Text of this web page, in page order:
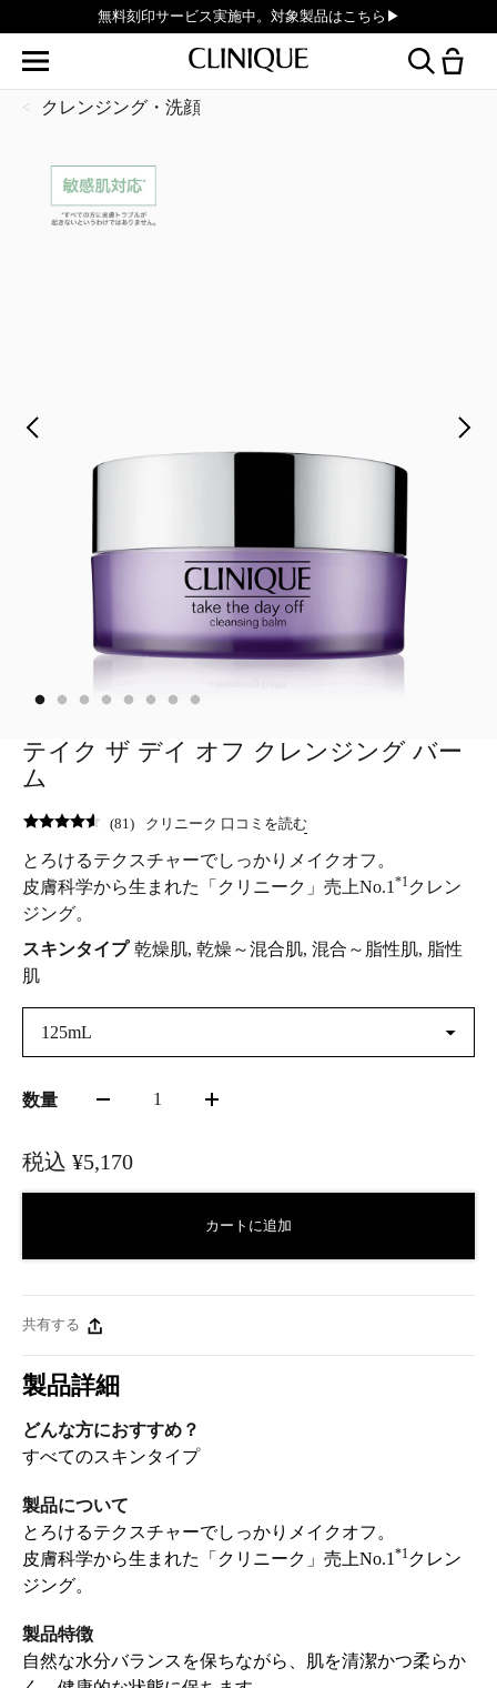
無料刻印サービス実施中。対象製品はこちら▶︎
クレンジング・洗顔
テイク ザ デイ オフ クレンジング バー
ム
(81) クリニーク 口コミを読む
とろけるテクスチャーでしっかりメイクオフ。
皮膚科学から生まれた「クリニーク」売上No.1 *1 クレン
ジング。
スキンタイプ 乾燥肌, 乾燥～混合肌, 混合～脂性肌, 脂性
肌
125mL
数量 1
カートに追加
税込 ¥5,170
共有する
製品詳細
どんな方におすすめ？
すべてのスキンタイプ
製品について
とろけるテクスチャーでしっかりメイクオフ。
皮膚科学から生まれた「クリニーク」売上No.1 *1 クレン
ジング。
製品特徴
自然な水分バランスを保ちながら、肌を清潔かつ柔らか